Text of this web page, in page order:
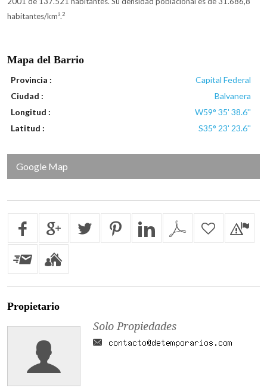
habitantes/km².2
Mapa del Barrio
Provincia :
Capital Federal
Ciudad :
Balvanera
Longitud :
W59° 35' 38.6''
Latitud :
S35° 23' 23.6''
Google Map
Propietario
Solo Propiedades